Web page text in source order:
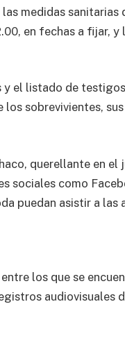
medidas sanitarias
en fechas a fijar,
el listado de
sobrevivientes,
querellante en el
sociales como
puedan asistir a las
los que se
audiovisuales